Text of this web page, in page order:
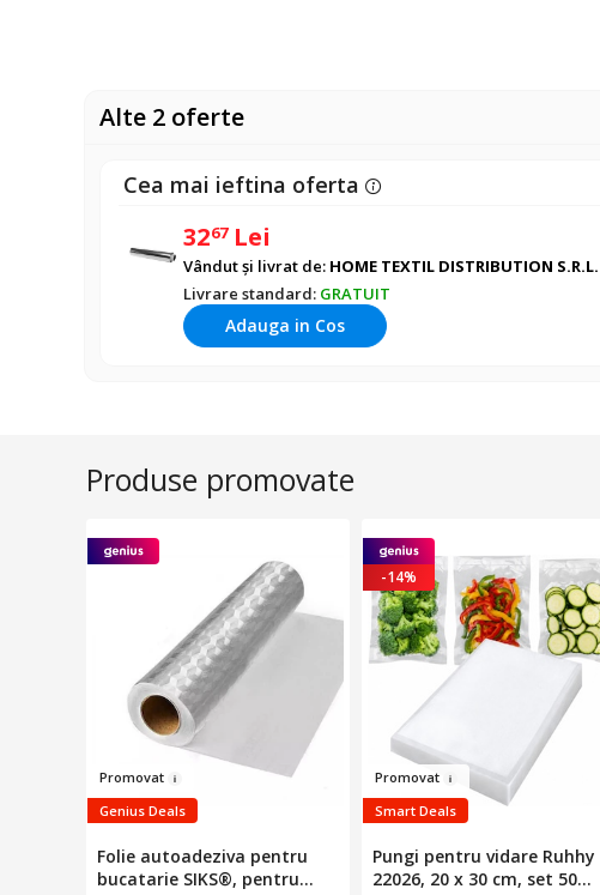
Alte 2 oferte
Cea mai ieftina oferta
3267 Lei
Vândut și livrat de: HOME TEXTIL DISTRIBUTION S.R.L.
Livrare standard: GRATUIT
Adauga in Cos
Produse promovate
Promovat
Genius Deals
Folie autoadeziva pentru
bucatarie SIKS®, pentru
-14%
Promovat
Smart Deals
Pungi pentru vidare Ruhhy
22026, 20 x 30 cm, set 50